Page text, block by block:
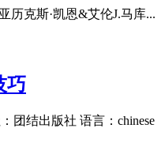
历克斯·凯恩&艾伦J.马库...
巧
团结出版社 语言：chinese